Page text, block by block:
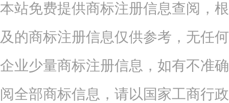
本站免费提供商标注册信息查阅，
及的商标注册信息仅供参考，无任
企业少量商标注册信息，如有不准
阅全部商标信息，请以国家工商行